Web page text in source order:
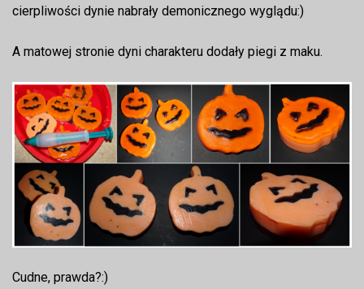
cierpliwości dynie nabrały demonicznego wyglądu:)
A matowej stronie dyni charakteru dodały piegi z maku.
Cudne, prawda?:)